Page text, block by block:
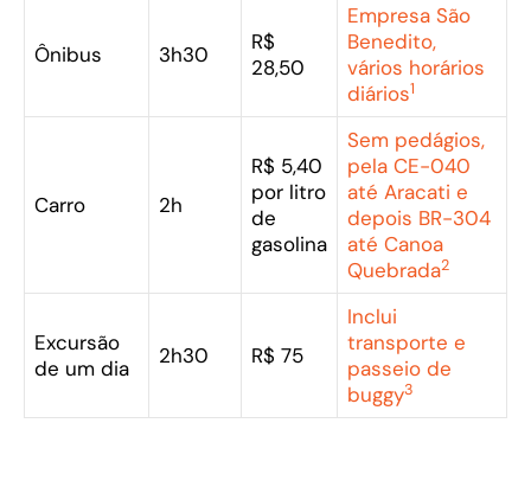
Ônibus 3h30
R$
28,50
Empresa São
Benedito,
vários horários
diários1
Carro 2h
R$ 5,40
por litro
de
gasolina
Sem pedágios,
pela CE-040
até Aracati e
depois BR-304
até Canoa
Quebrada2
Excursão
de um dia
2h30 R$ 75
Inclui
transporte e
passeio de
buggy3